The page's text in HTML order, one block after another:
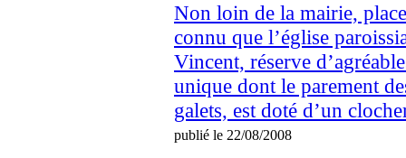
Non loin de la mairie,
connu que l’église
Vincent, réserve
unique dont le parement
galets, est doté d’un
publié le 22/08/2008